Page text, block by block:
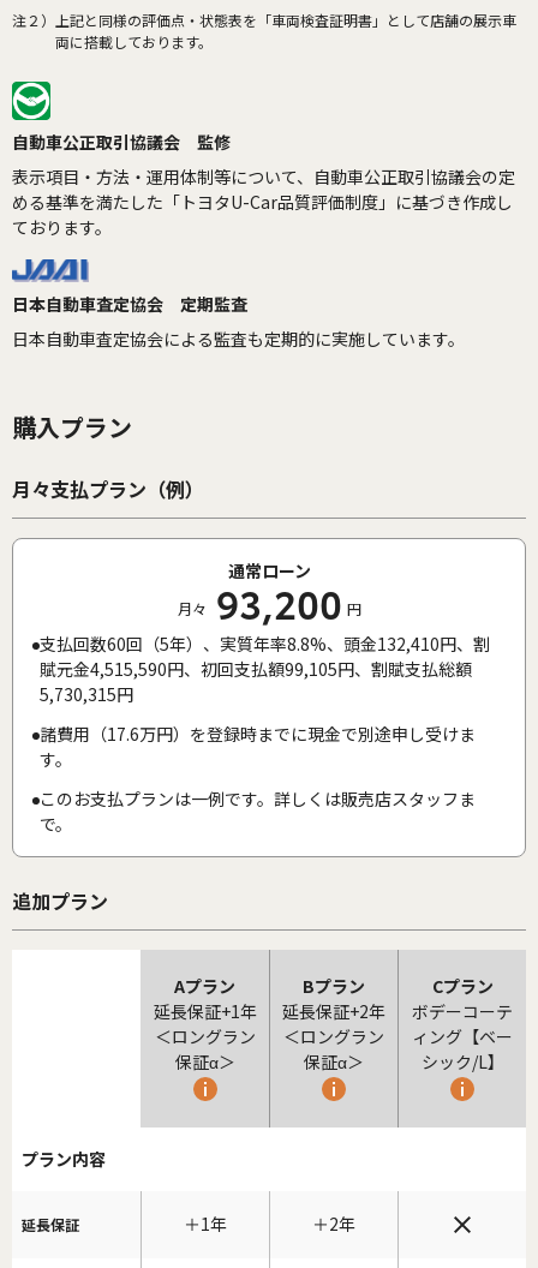
注２）
上記と同様の評価点・状態表を「車両検査証明書」として店舗の展示車
両に搭載しております。
自動車公正取引協議会 監修
表示項目・方法・運用体制等について、自動車公正取引協議会の定
める基準を満たした「トヨタU-Car品質評価制度」に基づき作成し
ております。
日本自動車査定協会 定期監査
日本自動車査定協会による監査も定期的に実施しています。
購入プラン
月々支払プラン（例）
通常ローン
月々 93,200 円
支払回数60回（5年）、実質年率8.8%、頭金132,410円、割
賦元金4,515,590円、初回支払額99,105円、割賦支払総額
5,730,315円
諸費用（17.6万円）を登録時までに現金で別途申し受けま
す。
このお支払プランは一例です。詳しくは販売店スタッフま
で。
追加プラン
Aプラン
延長保証+1年
＜ロングラン
保証α＞
Bプラン
延長保証+2年
＜ロングラン
保証α＞
Cプラン
ボデーコーテ
ィング【ベー
シック/L】
プラン内容
延長保証 ＋1年 ＋2年